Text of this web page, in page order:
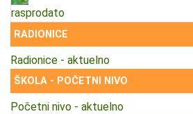
rasprodato
RADIONICE
Radionice - aktuelno
ŠKOLA - POČETNI NIVO
Početni nivo - aktuelno